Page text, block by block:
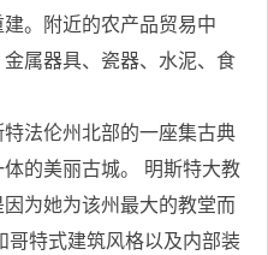
。附近的农产品贸易中
属器具、瓷器、水泥、食
法伦州北部的一座集古典
的美丽古城。 明斯特大教
为她为该州最大的教堂而
哥特式建筑风格以及内部装